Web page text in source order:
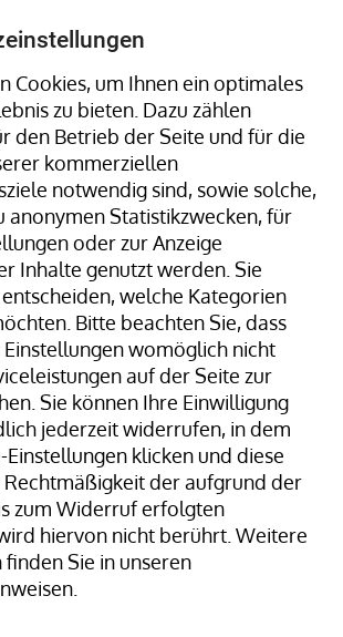
Cookies, um Ihnen ein optimales
zu bieten. Dazu zählen
den Betrieb der Seite und für die
kommerziellen
notwendig sind, sowie solche,
anonymen Statistikzwecken, für
oder zur Anzeige
Inhalte genutzt werden. Sie
welche Kategorien
Bitte beachten Sie, dass
Einstellungen womöglich nicht
auf der Seite zur
Sie können Ihre Einwilligung
jederzeit widerrufen, in dem
Einstellungen klicken und diese
der aufgrund der
zum Widerruf erfolgten
hiervon nicht berührt. Weitere
Sie in unseren
/ Packband